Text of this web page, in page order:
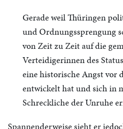
Gerade weil Thüringen
und Ordnungssprengung
von Zeit zu Zeit auf die
Verteidigerinnen des
eine historische Angst vor
entwickelt hat und sich in
Schreckliche der Unruhe
Spannenderweise sieht er